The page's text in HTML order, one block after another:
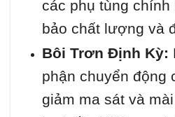
các phụ tùng chính
bảo chất lượng và
Bôi Trơn Định Kỳ:
phận chuyển động
giảm ma sát và